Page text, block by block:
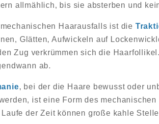
allmählich, bis sie absterben und
Haarausfalls ist die
Glätten, Aufwickeln auf
Zug verkrümmen sich die
ab.
, bei der die Haare bewusst oder
ist eine Form des
der Zeit können große kahle